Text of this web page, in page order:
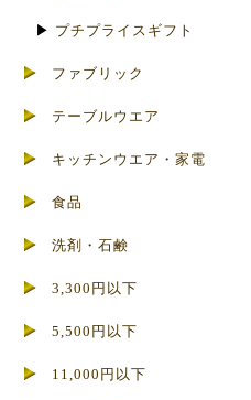
▶ プチプライスギフト
ファブリック
テーブルウエア
キッチンウエア・家電
食品
洗剤・石鹸
3,300円以下
5,500円以下
11,000円以下